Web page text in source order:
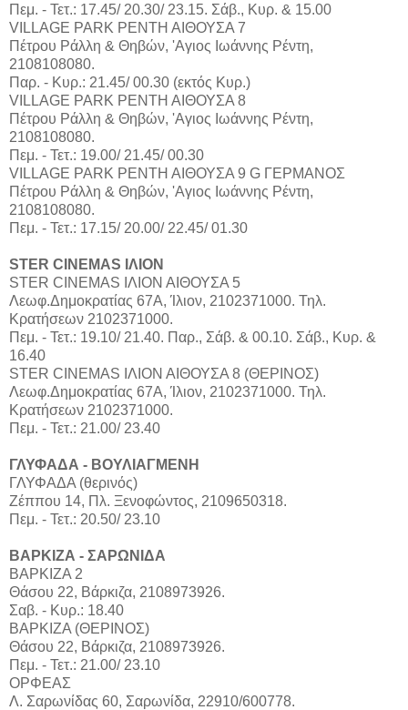
Πεμ. - Τετ.: 17.45/ 20.30/ 23.15. Σάβ., Κυρ. & 15.00
VILLAGE PARK ΡΕΝΤΗ ΑΙΘΟΥΣΑ 7
Πέτρου Ράλλη & Θηβών, 'Αγιος Ιωάννης Ρέντη,
2108108080.
Παρ. - Κυρ.: 21.45/ 00.30 (εκτός Κυρ.)
VILLAGE PARK ΡΕΝΤΗ ΑΙΘΟΥΣΑ 8
Πέτρου Ράλλη & Θηβών, 'Αγιος Ιωάννης Ρέντη,
2108108080.
Πεμ. - Τετ.: 19.00/ 21.45/ 00.30
VILLAGE PARK ΡΕΝΤΗ ΑΙΘΟΥΣΑ 9 G ΓΕΡΜΑΝΟΣ
Πέτρου Ράλλη & Θηβών, 'Αγιος Ιωάννης Ρέντη,
2108108080.
Πεμ. - Τετ.: 17.15/ 20.00/ 22.45/ 01.30
STER CINEMAS ΙΛΙΟΝ
STER CINEMAS ΙΛΙΟΝ ΑΙΘΟΥΣΑ 5
Λεωφ.Δημοκρατίας 67Α, Ίλιον, 2102371000. Τηλ.
Κρατήσεων 2102371000.
Πεμ. - Τετ.: 19.10/ 21.40. Παρ., Σάβ. & 00.10. Σάβ., Κυρ. &
16.40
STER CINEMAS ΙΛΙΟΝ ΑΙΘΟΥΣΑ 8 (ΘΕΡΙΝΟΣ)
Λεωφ.Δημοκρατίας 67Α, Ίλιον, 2102371000. Τηλ.
Κρατήσεων 2102371000.
Πεμ. - Τετ.: 21.00/ 23.40
ΓΛΥΦΑΔΑ - ΒΟΥΛΙΑΓΜΕΝΗ
ΓΛΥΦΑΔΑ (θερινός)
Ζέππου 14, Πλ. Ξενοφώντος, 2109650318.
Πεμ. - Τετ.: 20.50/ 23.10
ΒΑΡΚΙΖΑ - ΣΑΡΩΝΙΔΑ
ΒΑΡΚΙΖΑ 2
Θάσου 22, Βάρκιζα, 2108973926.
Σαβ. - Κυρ.: 18.40
ΒΑΡΚΙΖΑ (ΘΕΡΙΝΟΣ)
Θάσου 22, Βάρκιζα, 2108973926.
Πεμ. - Τετ.: 21.00/ 23.10
ΟΡΦΕΑΣ
Λ. Σαρωνίδας 60, Σαρωνίδα, 22910/600778.